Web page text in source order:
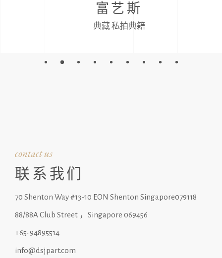
富艺斯
典藏私拍典籍
contact us
联系我们
70 Shenton Way #13-10 EON Shenton Singapore079118
88/88A Club Street ，Singapore 069456
+65-94895514
info@dsjpart.com